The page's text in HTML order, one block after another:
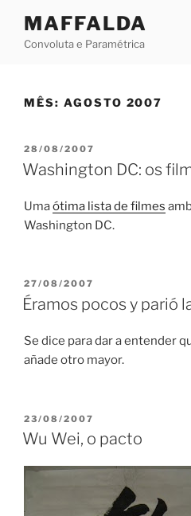
content
MAFFALDA
Convoluta e Paramétrica
MÊS: AGOSTO 2007
POSTED
ON
28/08/2007
Washington DC: os
Umaótima lista de filmes
Washington DC.
POSTED
ON
27/08/2007
Éramos pocos y parió
Se dice para dar a entender
añade otro mayor.
POSTED
ON
23/08/2007
Wu Wei, o pacto